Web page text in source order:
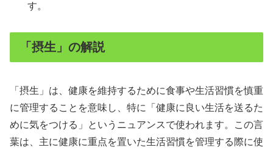
す。
「摂生」の解説
「摂生」は、健康を維持するために食事や生活習慣を慎重
に管理することを意味し、特に「健康に良い生活を送るた
めに気をつける」というニュアンスで使われます。この言
葉は、主に健康に重点を置いた生活習慣を管理する際に使